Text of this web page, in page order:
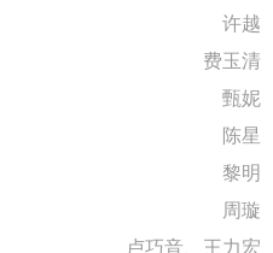
许越
费玉清
甄妮
陈星
黎明
周璇
卢巧音、王力宏